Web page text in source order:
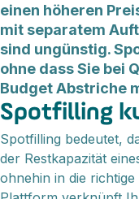
einen höheren
mit separatem
sind ungünstig.
ohne dass Sie bei
Budget Abstriche
Spotfilling
Spotfilling bedeutet,
der Restkapazität
ohnehin in die